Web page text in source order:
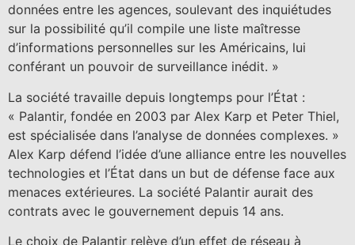
données entre les agences, soulevant des inquiétudes
sur la possibilité qu’il compile une liste maîtresse
d’informations personnelles sur les Américains, lui
conférant un pouvoir de surveillance inédit. »
La société travaille depuis longtemps pour l’État :
« Palantir, fondée en 2003 par Alex Karp et Peter Thiel,
est spécialisée dans l’analyse de données complexes. »
Alex Karp défend l’idée d’une alliance entre les nouvelles
technologies et l’État dans un but de défense face aux
menaces extérieures. La société Palantir aurait des
contrats avec le gouvernement depuis 14 ans.
Le choix de Palantir relève d’un effet de réseau à